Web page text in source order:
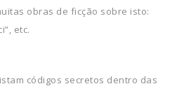
obras de ficção sobre isto:
etc.
códigos secretos dentro das